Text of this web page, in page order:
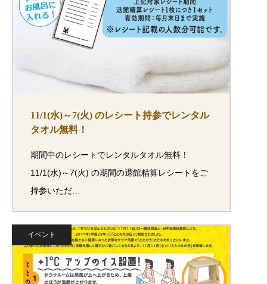
11/1(水)～7(火) のレシート持参でレンタル
タオル無料！
期間中のレシートでレンタルタオル無料！
11/1(水)～7(火) の期間の退館精算レシートをご
持参いただ…
イベント